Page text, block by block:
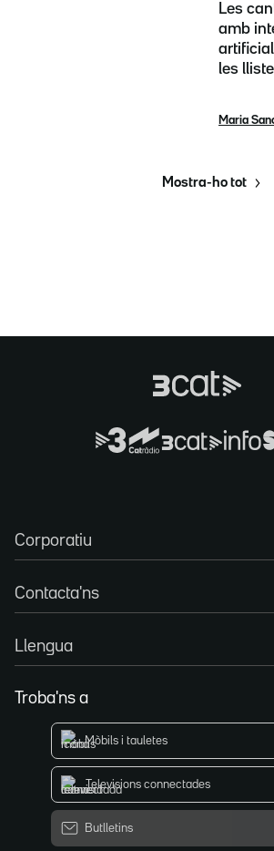
Les
amb
les
Maria
Mostra-ho tot
Corporatiu
Contacta'ns
Llengua
Troba'ns a
Mòbils i tauletes
Televisions connectades
Butlletins